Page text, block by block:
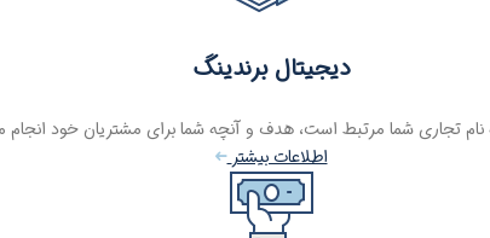
دیجیتال برندینگ
نام تجاری شما مرتبط است، هدف و آنچه شما برای مشتریان خود
اطلاعات بیشتر